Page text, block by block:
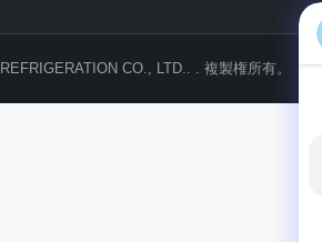
CO., LTD.. . 複製権所有。